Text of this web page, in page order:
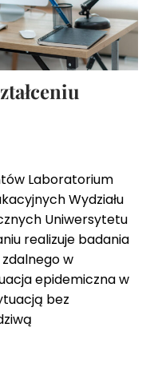
Laboratorium
Wydziału
Uniwersytetu
realizuje badania
w
epidemiczna w
bez